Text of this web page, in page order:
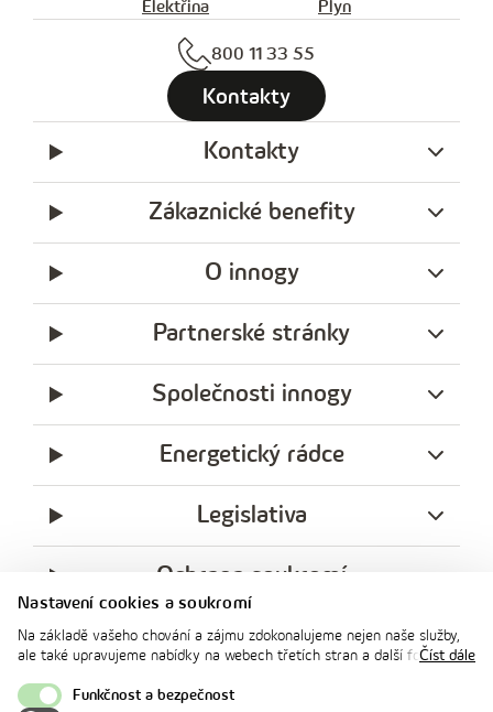
Nastavení cookies a soukromí
Na základě vašeho chování a zájmu zdokonalujeme nejen naše služby,
ale také upravujeme nabídky na webech třetích stran a další formy
souhlasu. Svoje nastavení můžete kdykoliv změnit v zápatí stránky v
Číst dále
Funkčnost a bezpečnost
Elektřina Plyn
800 11 33 55
Kontakty
Kontakty
Zákaznické benefity
O innogy
Partnerské stránky
Společnosti innogy
Energetický rádce
Legislativa
Ochrana soukromí
messengerfacebook
x
innogy
instagramyoutubeLinkedin